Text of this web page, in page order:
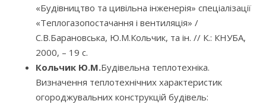
«Будівництво та цивільна інженерія» спеціалізації
«Теплогазопостачання і вентиляція» /
С.В.Барановська, Ю.М.Кольчик, та ін. // К.: КНУБА,
2000, – 19 с.
Кольчик Ю.М.Будівельна теплотехніка.
Визначення теплотехнічних характеристик
огороджувальних конструкцій будівель: